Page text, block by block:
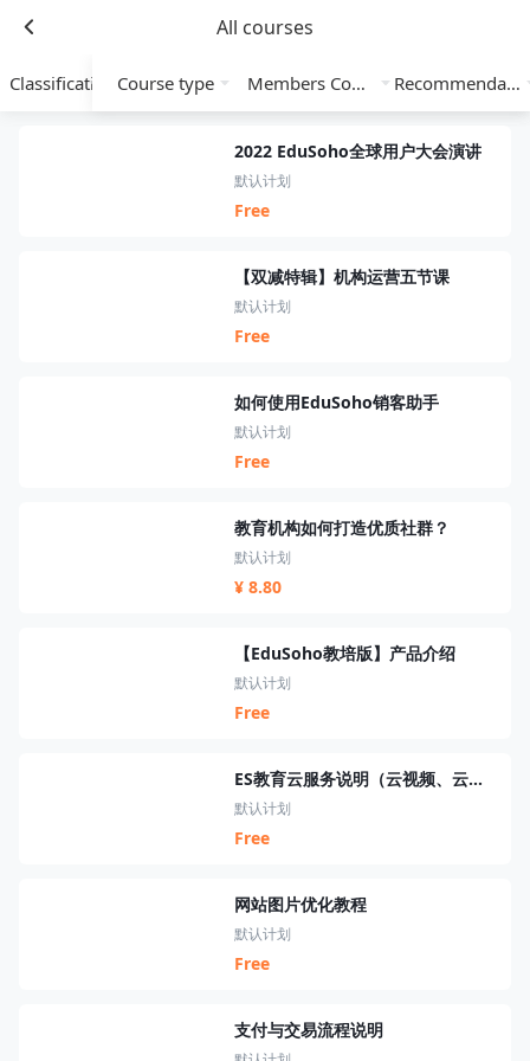
All courses
Classification Course type Members Course Recommendation
2022 EduSoho全球用户大会演讲
默认计划
Free
【双减特辑】机构运营五节课
默认计划
Free
如何使用EduSoho销客助手
默认计划
Free
教育机构如何打造优质社群？
默认计划
¥ 8.80
【EduSoho教培版】产品介绍
默认计划
Free
ES教育云服务说明（云视频、云短信、云资源、云搜索、云直播）
默认计划
Free
网站图片优化教程
默认计划
Free
支付与交易流程说明